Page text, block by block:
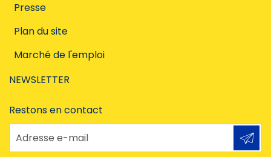
Presse
Plan du site
Marché de l'emploi
NEWSLETTER
Restons en contact
Adresse e-mail